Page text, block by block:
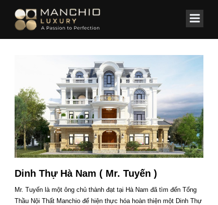
Home
Dinh Thự Hà Nam ( Mr. Tuyến )
Mr. Tuyến là một ông chủ thành đạt tại Hà Nam đã tìm đến Tổng
Thầu Nội Thất Manchio để hiện thực hóa hoàn thiện một Dinh Thự